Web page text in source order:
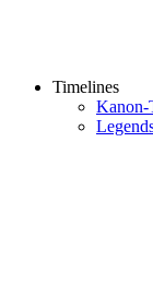
Timelines
Kanon-